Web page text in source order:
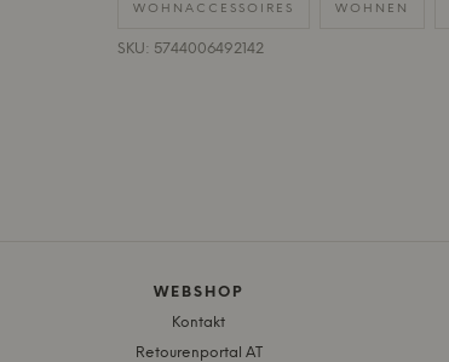
WOHNACCESSOIRES WOHNEN
SKU: 5744006492142
WEBSHOP
Kontakt
Retourenportal AT